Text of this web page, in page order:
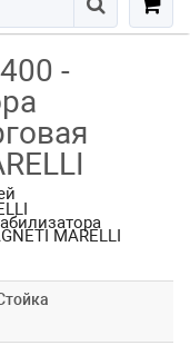
-
MARELLI